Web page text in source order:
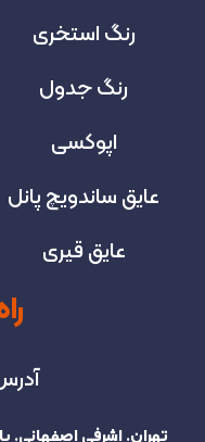
رنگ استخری
رنگ جدول
اپوکسی
عایق ساندویچ پانل
عایق قیری